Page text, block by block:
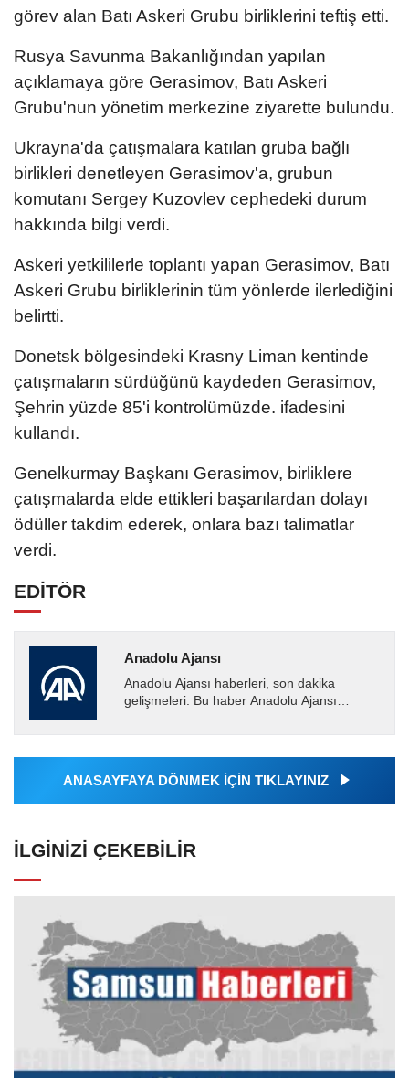
görev alan Batı Askeri Grubu birliklerini teftiş etti.
Rusya Savunma Bakanlığından yapılan
açıklamaya göre Gerasimov, Batı Askeri
Grubu'nun yönetim merkezine ziyarette bulundu.
Ukrayna'da çatışmalara katılan gruba bağlı
birlikleri denetleyen Gerasimov'a, grubun
komutanı Sergey Kuzovlev cephedeki durum
hakkında bilgi verdi.
Askeri yetkililerle toplantı yapan Gerasimov, Batı
Askeri Grubu birliklerinin tüm yönlerde ilerlediğini
belirtti.
Donetsk bölgesindeki Krasny Liman kentinde
çatışmaların sürdüğünü kaydeden Gerasimov,
Şehrin yüzde 85'i kontrolümüzde. ifadesini
kullandı.
Genelkurmay Başkanı Gerasimov, birliklere
çatışmalarda elde ettikleri başarılardan dolayı
ödüller takdim ederek, onlara bazı talimatlar
verdi.
EDİTÖR
Anadolu Ajansı
Anadolu Ajansı haberleri, son dakika
gelişmeleri. Bu haber Anadolu Ajansı
tarafından geçilen tüm...
ANASAYFAYA DÖNMEK İÇİN TIKLAYINIZ
İLGINIZI ÇEKEBILIR